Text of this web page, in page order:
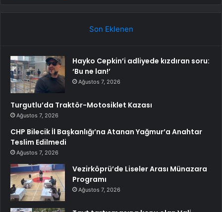
Son Eklenen
Hayko Cepkin’i adliyede kızdıran soru:
‘Bu ne lan!’
Ağustos 7, 2026
Turgutlu’da Traktör-Motosiklet Kazası
Ağustos 7, 2026
CHP Bilecik İl Başkanlığı’na Atanan Yağmur’a Anahtar
Teslim Edilmedi
Ağustos 7, 2026
Vezirköprü’de Liseler Arası Münazara
Programı
Ağustos 7, 2026